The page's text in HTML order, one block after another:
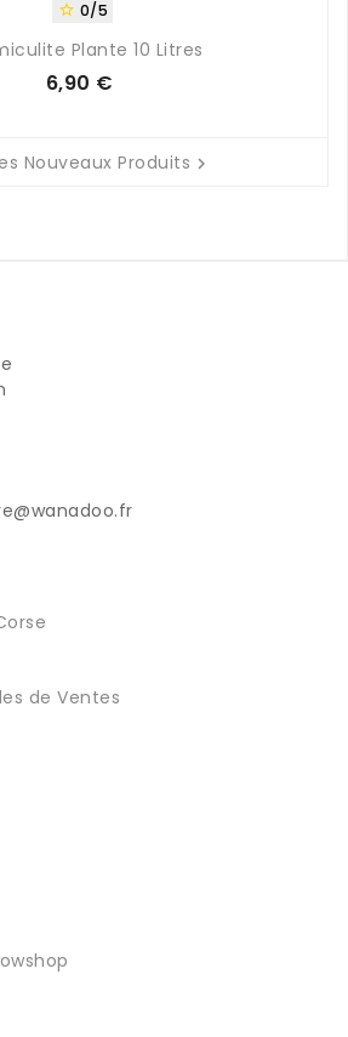
 0/5
Plante 10 Litres
Prix
6,90 €
Nouveaux Produits 
de Ventes